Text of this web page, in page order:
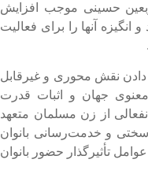
حسینی موجب افزایش
آنها را برای فعالیت
نقش محوری و غیرقابل
جهان و اثبات قدرت
از زن مسلمان متعهد
و خدمت‌رسانی بانوان
تأثیرگذار حضور بانوان